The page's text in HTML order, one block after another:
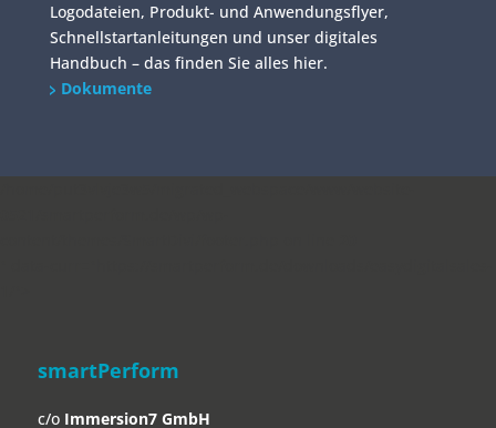
Logodateien, Produkt- und Anwendungsflyer,
Schnellstartanleitungen und unser digitales
Handbuch – das finden Sie alles hier.
Dokumente
smartPerform
c/o Immersion7 GmbH